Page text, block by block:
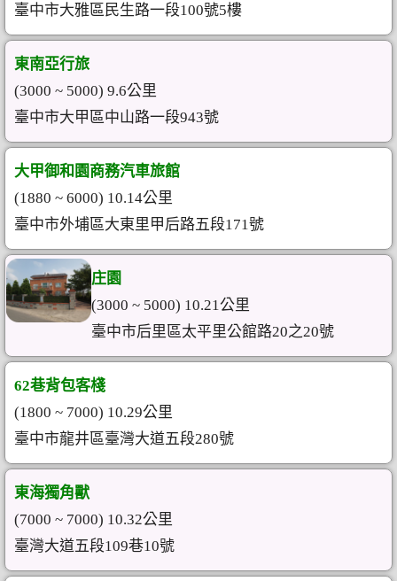
臺中市大雅區民生路一段100號5樓
東南亞行旅
(3000 ~ 5000) 9.6公里
臺中市大甲區中山路一段943號
大甲御和園商務汽車旅館
(1880 ~ 6000) 10.14公里
臺中市外埔區大東里甲后路五段171號
庄園
(3000 ~ 5000) 10.21公里
臺中市后里區太平里公館路20之20號
62巷背包客棧
(1800 ~ 7000) 10.29公里
臺中市龍井區臺灣大道五段280號
東海獨角獸
(7000 ~ 7000) 10.32公里
臺灣大道五段109巷10號